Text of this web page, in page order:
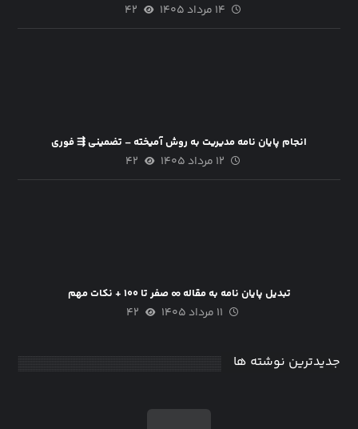
۱۴ مرداد ۱۴۰۵ ۴۲
انجام پایان نامه مدیریت به روش آمیخته – تضمینی ⇶ فوری
۱۲ مرداد ۱۴۰۵ ۴۲
تبدیل پایان نامه به مقاله ∞ صفر تا ۱۰۰ + نکات مهم
۱۱ مرداد ۱۴۰۵ ۴۲
جدیدترین نوشته ها